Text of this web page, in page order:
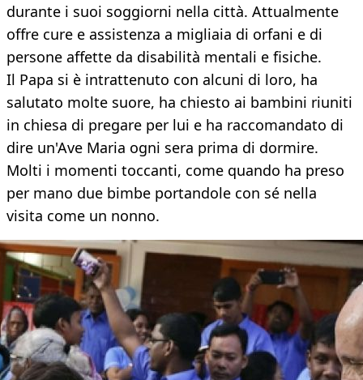
durante i suoi soggiorni nella città. Attualmente
offre cure e assistenza a migliaia di orfani e di
persone affette da disabilità mentali e fisiche.
Il Papa si è intrattenuto con alcuni di loro, ha
salutato molte suore, ha chiesto ai bambini riuniti
in chiesa di pregare per lui e ha raccomandato di
dire un'Ave Maria ogni sera prima di dormire.
Molti i momenti toccanti, come quando ha preso
per mano due bimbe portandole con sé nella
visita come un nonno.